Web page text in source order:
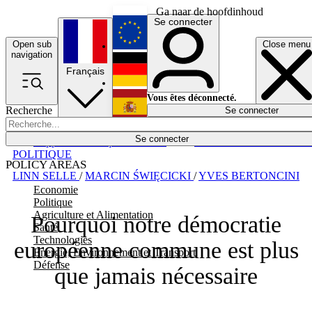
Ga naar de hoofdinhoud
Open sub
navigation
Close menu
Recherche
Se connecter
POLICY AREAS
Economie
Politique
Agriculture et Alimentation
Santé
Technologies
Energie, Environnement et Transport
Défense
Économie
Français
English
Deutsch
Español
Se connecter
Vous êtes déconnecté.
Se connecter
Pourquoi notre démocratie
européenne commune est plus
que jamais nécessaire
LINN SELLE /MARCIN ŚWIĘCICKI /YVES BERTONCINI
POLITIQUE